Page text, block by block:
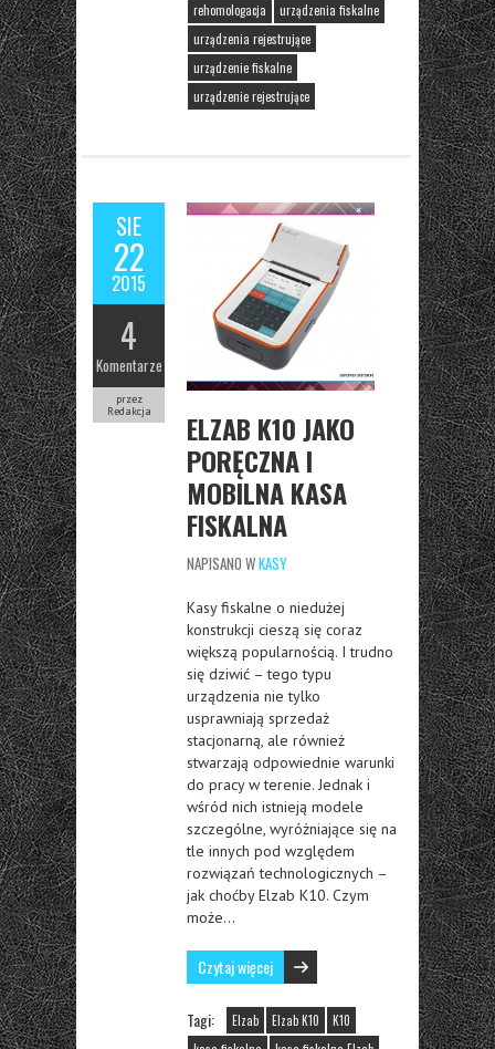
rehomologacja
urządzenia fiskalne
urządzenia rejestrujące
urządzenie fiskalne
urządzenie rejestrujące
SIE
22
2015
4
Komentarze
przez
Redakcja
ELZAB K10 JAKO
PORĘCZNA I
MOBILNA KASA
FISKALNA
NAPISANO WKASY
Kasy fiskalne o niedużej
konstrukcji cieszą się coraz
większą popularnością. I trudno
się dziwić – tego typu
urządzenia nie tylko
usprawniają sprzedaż
stacjonarną, ale również
stwarzają odpowiednie warunki
do pracy w terenie. Jednak i
wśród nich istnieją modele
szczególne, wyróżniające się na
tle innych pod względem
rozwiązań technologicznych –
jak choćby Elzab K10. Czym
może…
Czytaj więcej
Tagi: Elzab Elzab K10
K10